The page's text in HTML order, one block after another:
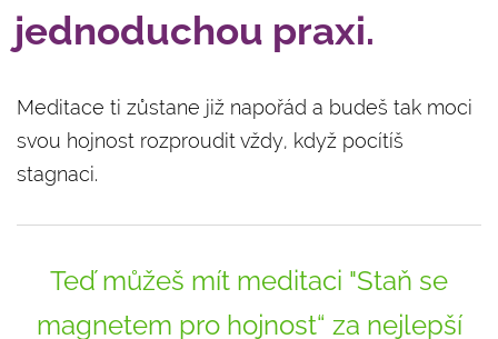
jednoduchou praxi.
Meditace ti zůstane již napořád a budeš tak moci
svou hojnost rozproudit vždy, když pocítíš
stagnaci.
Teď můžeš mít meditaci "Staň se
magnetem pro hojnost“ za nejlepší